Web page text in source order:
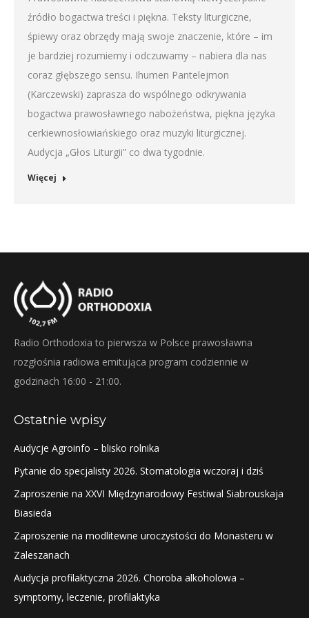
źródło bogactwa treści i piękna. Teksty liturgiczne,
śpiewy oraz obrzędy mają swoje znaczenie, które – im
je bardziej rozumiemy i odczuwamy – nabiera dla nas
coraz głębszego sensu. Ihumen Pantelejmon
(Karczewski) zaprasza do wspólnego odkrywania
bogactwa prawosławnego nabożeństwa, piękna języka
cerkiewnosłowiańskiego oraz muzyki liturgicznej.
Audycja „Głos Liturgii” co dwa tygodnie.
Więcej
Radio Orthodoxia to pierwsza w Polsce prawosławna
rozgłośnia radiowa emitująca program codziennie w
godzinach 16:00 - 21:00.
Ostatnie wpisy
Audycje Agroinfo – blisko rolnika
Pytanie do specjalisty 2026. Stomatologia wczoraj i dziś
Zaproszenie na XXVI Międzynarodowy Festiwal Siabrouskaja
Biasieda
Zaproszenie na modlitewne uroczystości do Monasteru w
Zaleszanach
Audycja profilaktyczna 2026. Choroba alkoholowa –
symptomy, leczenie, profilaktyka